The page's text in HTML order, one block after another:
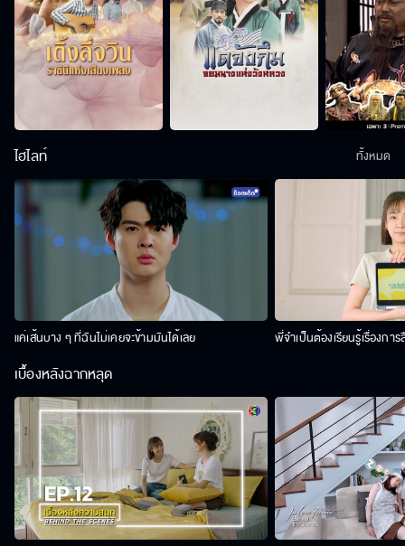
ไฮไลท์
แค่เส้นบาง ๆ ที่ฉันไม่เคยจะข้ามมันได้เลย พี่จำเป็นต้องเรียนรู้เรื่องการ
ทั้งหมด
เบื้องหลังฉากหลุด